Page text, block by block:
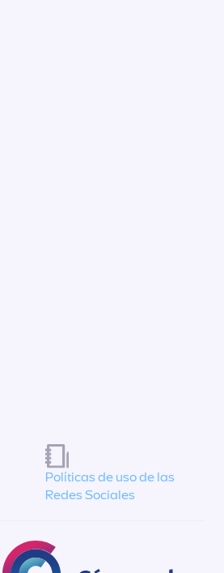
Políticas de uso de las
Redes Sociales